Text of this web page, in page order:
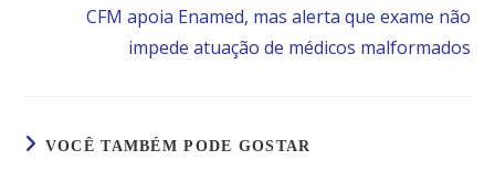
CFM apoia Enamed, mas alerta que exame não
impede atuação de médicos malformados
VOCÊ TAMBÉM PODE GOSTAR